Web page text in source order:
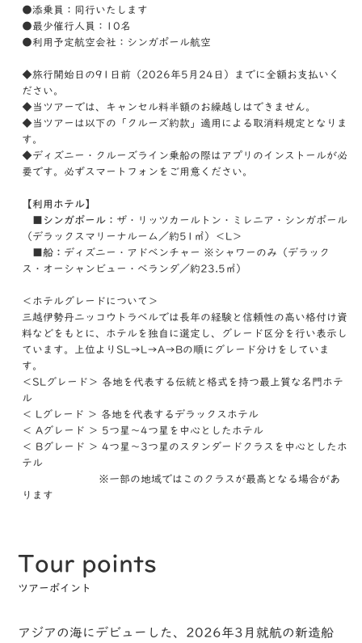
●添乗員：同行いたします
●最少催行人員：10名
●利用予定航空会社：シンガポール航空
◆旅行開始日の91日前（2026年5月24日）までに全額お支払いく
ださい。
◆当ツアーでは、キャンセル料半額のお繰越しはできません。
◆当ツアーは以下の「クルーズ約款」適用による取消料規定となりま
す。
◆ディズニー・クルーズライン乗船の際はアプリのインストールが必
要です。必ずスマートフォンをご用意ください。
【利用ホテル】
■シンガポール： ザ・リッツカールトン・ミレニア・シンガポール
（デラックスマリーナルーム／約51㎡）＜L＞
■船： ディズニー・アドベンチャー ※シャワーのみ（デラック
ス・オーシャンビュー・ベランダ／約23.5㎡）
＜ホテルグレードについて＞
三越伊勢丹ニッコウトラベルでは長年の経験と信頼性の高い格付け資
料などをもとに、ホテルを独自に選定し、グレード区分を行い表示し
ています。上位よりSL→L→A→Bの順にグレード分けをしていま
す。
＜SLグレード＞ 各地を代表する伝統と格式を持つ最上質な名門ホテ
ル
＜ Lグレード ＞ 各地を代表するデラックスホテル
＜ Aグレード ＞ 5つ星～4つ星を中心としたホテル
＜ Bグレード ＞ 4つ星～3つ星のスタンダードクラスを中心としたホ
テル
※一部の地域ではこのクラスが最高となる場合があ
ります
Tour points
ツアーポイント
アジアの海にデビューした、2026年3月就航の新造船